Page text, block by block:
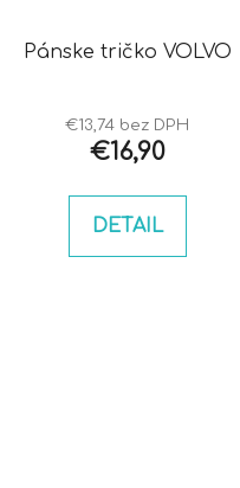
Pánske tričko VOLVO
€13,74 bez DPH
€16,90
DETAIL